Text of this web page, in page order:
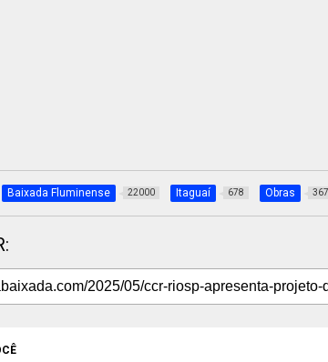
Baixada Fluminense 22000 Itaguaí 678 Obras 367